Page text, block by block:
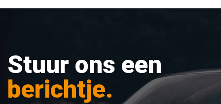
Stuur ons een
berichtje.